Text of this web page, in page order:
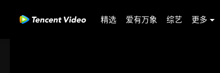
精选 爱有万象 综艺 更多